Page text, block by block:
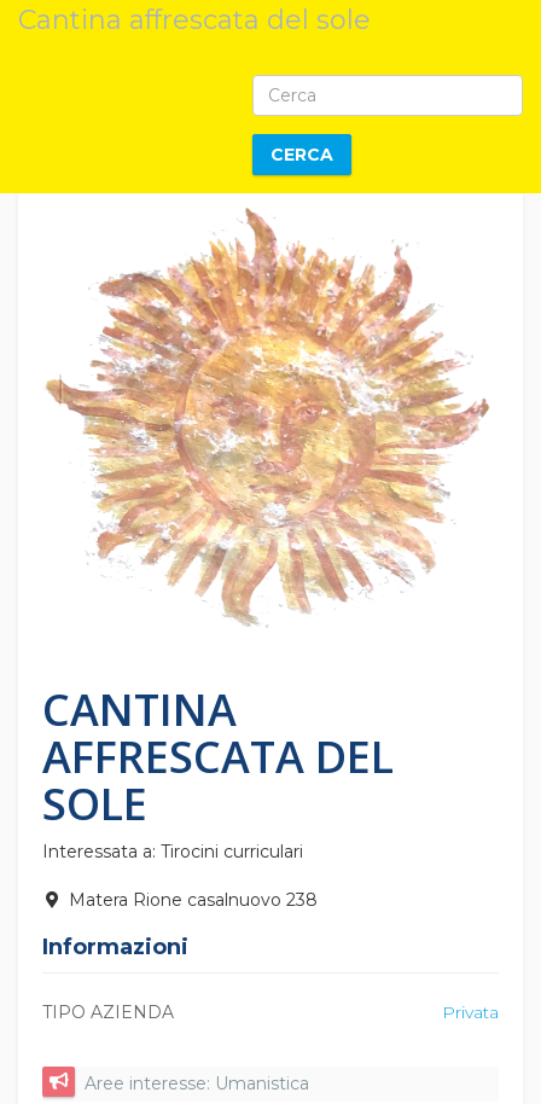
Cantina affrescata del sole
CERCA
CANTINA
AFFRESCATA DEL
SOLE
Interessata a: Tirocini curriculari
Matera Rione casalnuovo 238
Informazioni
TIPO AZIENDA Privata
Aree interesse: Umanistica